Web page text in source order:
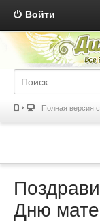
Войти
Полная версия
Дню